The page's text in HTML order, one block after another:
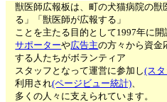
獣医師広報板は、町の犬猫病院の獣
る」「獣医師が広報する」
ことを主たる目的として1997年に
サポーターや広告主の方々から資金
する人たちがボランティア
スタッフとなって運営に参加し(ス
利用され(ページビュー統計)、
多くの人々に支えられています。